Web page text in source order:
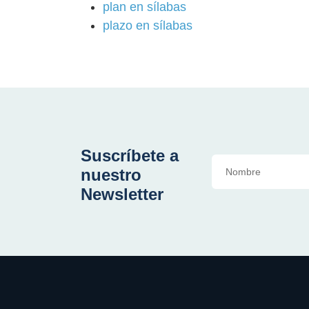
plan en sílabas
plazo en sílabas
Suscríbete a
nuestro
Newsletter